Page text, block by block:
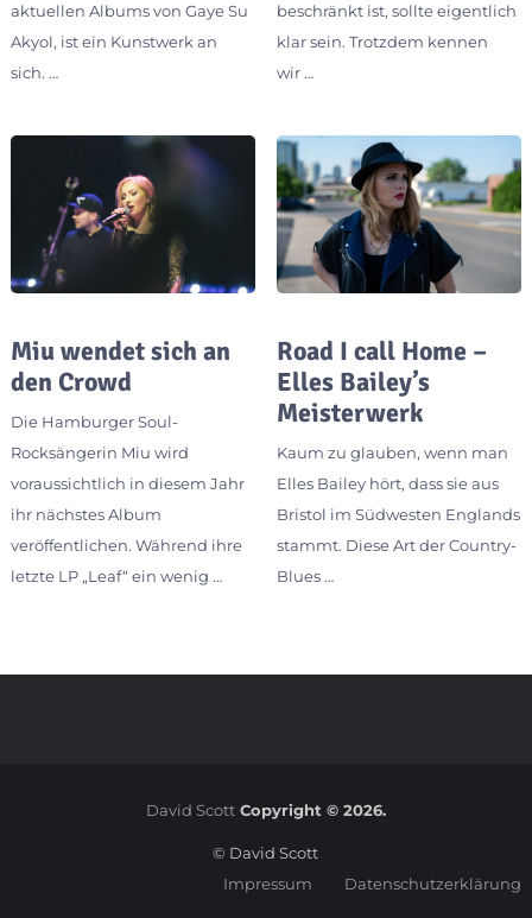
aktuellen Albums von Gaye Su
Akyol, ist ein Kunstwerk an
sich. …
beschränkt ist, sollte eigentlich
klar sein. Trotzdem kennen
wir …
Miu wendet sich an
den Crowd
Die Hamburger Soul-
Rocksängerin Miu wird
voraussichtlich in diesem Jahr
ihr nächstes Album
veröffentlichen. Während ihre
letzte LP „Leaf“ ein wenig …
Road I call Home –
Elles Bailey’s
Meisterwerk
Kaum zu glauben, wenn man
Elles Bailey hört, dass sie aus
Bristol im Südwesten Englands
stammt. Diese Art der Country-
Blues …
David ScottCopyright © 2026.
© David Scott
Impressum
Datenschutzerklärung